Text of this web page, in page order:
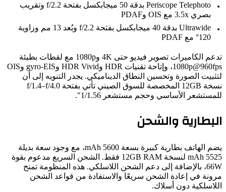
Periscope Telephoto بدقة 50 ميجابكسل بفتحة f/2.2 وتقريب
بصري 3.5x مع OIS وPDAF
Ultrawide بدقة 40 ميجابكسل بفتحة f/2.2 وبُعد 13 مم وزاوية
120° مع PDAF
تدعم الكاميرات تصوير فيديو حتى 4K و1080p مع لقطات بطيئة
1080p@960fps، وإتاحة تقنيات HDR وHDR Vivid وgyro-EIS وOIS
الصورة وتحسين النطاق الديناميكي. يجدر التنويه إلى أن
نسخة 12GB المخصصة للسوق الصيني تأتي بفتحة f/1.4–f/4.0
الأساسي وحجم مستشعر 1/1.56″.
والشحن
يضم الهاتف بطارية كبيرة بسعة 5600 mAh، مع وجود سعة بديلة
5525 mAh لنسخة 12GB RAM فقط. الشحن السريع مدعوم بقوة
66W، بالإضافة إلى دعم الشحن اللاسلكي. هذه المنظومة تمنح
في إعادة الشحن سريعًا والاستفادة من قواعد الشحن
دون أسلاك.